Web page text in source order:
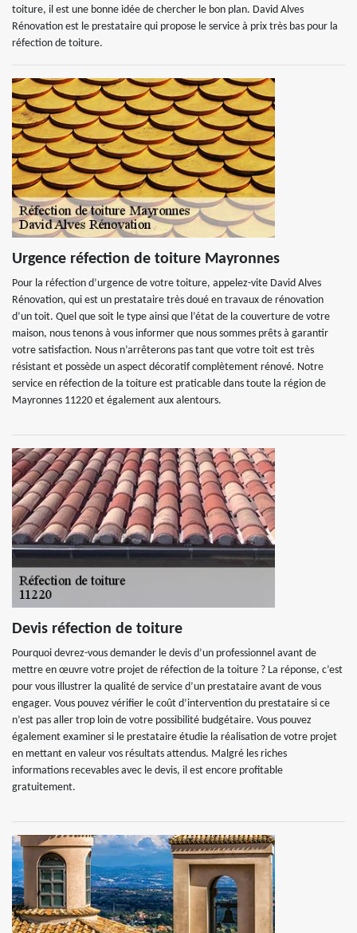
toiture, il est une bonne idée de chercher le bon plan. David Alves
Rénovation est le prestataire qui propose le service à prix très bas pour la
réfection de toiture.
Urgence réfection de toiture Mayronnes
Pour la réfection d’urgence de votre toiture, appelez-vite David Alves
Rénovation, qui est un prestataire très doué en travaux de rénovation
d’un toit. Quel que soit le type ainsi que l’état de la couverture de votre
maison, nous tenons à vous informer que nous sommes prêts à garantir
votre satisfaction. Nous n’arrêterons pas tant que votre toit est très
résistant et possède un aspect décoratif complètement rénové. Notre
service en réfection de la toiture est praticable dans toute la région de
Mayronnes 11220 et également aux alentours.
Devis réfection de toiture
Pourquoi devrez-vous demander le devis d’un professionnel avant de
mettre en œuvre votre projet de réfection de la toiture ? La réponse, c’est
pour vous illustrer la qualité de service d’un prestataire avant de vous
engager. Vous pouvez vérifier le coût d’intervention du prestataire si ce
n’est pas aller trop loin de votre possibilité budgétaire. Vous pouvez
également examiner si le prestataire étudie la réalisation de votre projet
en mettant en valeur vos résultats attendus. Malgré les riches
informations recevables avec le devis, il est encore profitable
gratuitement.